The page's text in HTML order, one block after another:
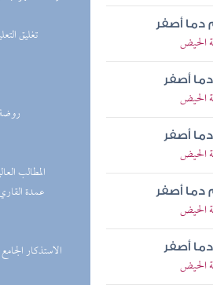
(2) تغليق
(1)
(1) المطالب
(1) عمدة
(1) الاستذكار
دما أصفر
الحيض
أصفر
الحيض
أصفر
الحيض
دما أصفر
الحيض
أصفر
الحيض